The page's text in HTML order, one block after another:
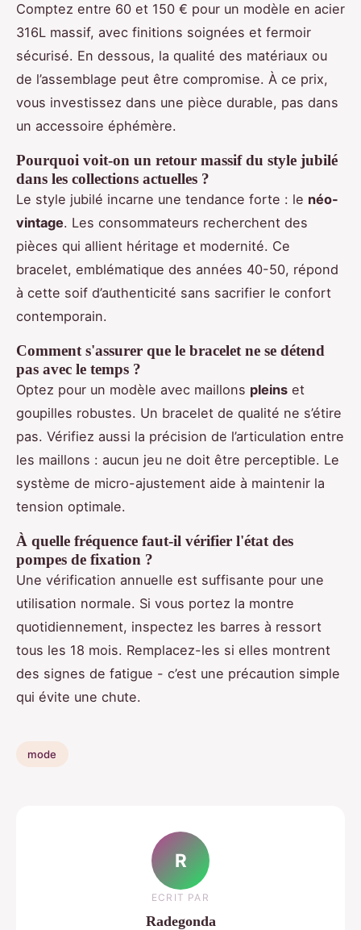
Comptez entre 60 et 150 € pour un modèle en acier
316L massif, avec finitions soignées et fermoir
sécurisé. En dessous, la qualité des matériaux ou
de l’assemblage peut être compromise. À ce prix,
vous investissez dans une pièce durable, pas dans
un accessoire éphémère.
Pourquoi voit-on un retour massif du style jubilé
dans les collections actuelles ?
Le style jubilé incarne une tendance forte : le néo-
vintage. Les consommateurs recherchent des
pièces qui allient héritage et modernité. Ce
bracelet, emblématique des années 40-50, répond
à cette soif d’authenticité sans sacrifier le confort
contemporain.
Comment s'assurer que le bracelet ne se détend
pas avec le temps ?
Optez pour un modèle avec maillons pleins et
goupilles robustes. Un bracelet de qualité ne s’étire
pas. Vérifiez aussi la précision de l’articulation entre
les maillons : aucun jeu ne doit être perceptible. Le
système de micro-ajustement aide à maintenir la
tension optimale.
À quelle fréquence faut-il vérifier l'état des
pompes de fixation ?
Une vérification annuelle est suffisante pour une
utilisation normale. Si vous portez la montre
quotidiennement, inspectez les barres à ressort
tous les 18 mois. Remplacez-les si elles montrent
des signes de fatigue - c’est une précaution simple
qui évite une chute.
mode
R
ECRIT PAR
Radegonda